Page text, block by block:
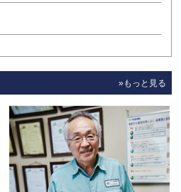
»もっと見る